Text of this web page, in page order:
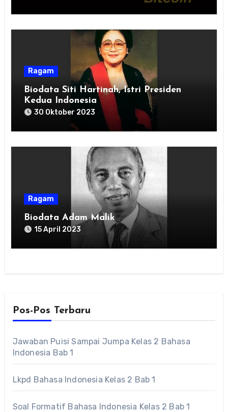
Ragam
Biodata Siti Hartinah, Istri Presiden
Kedua Indonesia
30 Oktober 2023
Ragam
Biodata Adam Malik
15 April 2023
Pos-Pos Terbaru
Jawaban Puisi Sampai Jumpa Kelas 2 Bahasa
Indonesia Bab 1
Lkpd Bahasa Indonesia Kelas 2 Bab 1
Soal Formatif Bahasa Indonesia Kelas 2 Bab 1